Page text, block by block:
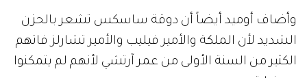
وأضاف أوميد أيضاً أن دوقة ساسكس تشعر بالحزن
الشديد لأن الملكة والأمير فيليب والأمير تشارلز فاتهم
الكثير من السنة الأولى من عمر آرتشي لأنهم لم يتمكنوا